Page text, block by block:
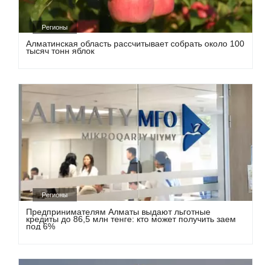
Регионы
Алматинская область рассчитывает собрать около 100
тысяч тонн яблок
Регионы
Предпринимателям Алматы выдают льготные
кредиты до 86,5 млн тенге: кто может получить заем
под 6%